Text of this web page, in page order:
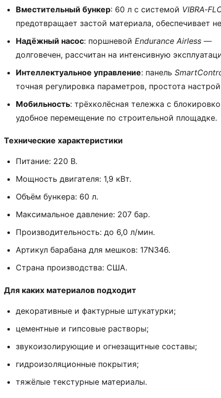
Вместительный бункер: 60 л с системой
предотвращает застой материала, обеспечивает
Надёжный насос: поршневой Endurance Airless —
долговечен, рассчитан на интенсивную
Интеллектуальное управление: панель
точная регулировка параметров, простота
Мобильность: трёхколёсная тележка с
удобное перемещение по строительной площадке.
Технические характеристики
Питание: 220 В.
Мощность двигателя: 1,9 кВт.
Объём бункера: 60 л.
Максимальное давление: 207 бар.
Производительность: до 6,0 л/мин.
Артикул барабана для мешков: 17N346.
Страна производства: США.
Для каких материалов подходит
декоративные и фактурные штукатурки;
цементные и гипсовые растворы;
звукоизолирующие и огнезащитные составы;
гидроизоляционные покрытия;
тяжёлые текстурные материалы.